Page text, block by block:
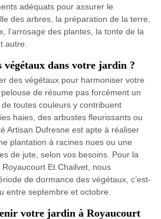
adéquats pour assurer le
des arbres, la préparation de la terre,
l’arrosage des plantes, la tonte de la
autre.
dans votre jardin ?
des végétaux pour harmoniser votre
de résume pas forcément un
toutes couleurs y contribuent
haies, des arbustes fleurissants ou
Artisan Dufresne est apte à réaliser
plantation à racines nues ou une
de jute, selon vos besoins. Pour la
Et Chailvet, nous
de dormance des végétaux, c’est-
entre septembre et octobre.
votre jardin à Royaucourt